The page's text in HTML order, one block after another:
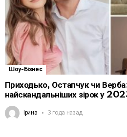
Шоу-Бізнес
Приходько, Остапчук чи
найскандальніших зірок у
Ірина 3 года назад